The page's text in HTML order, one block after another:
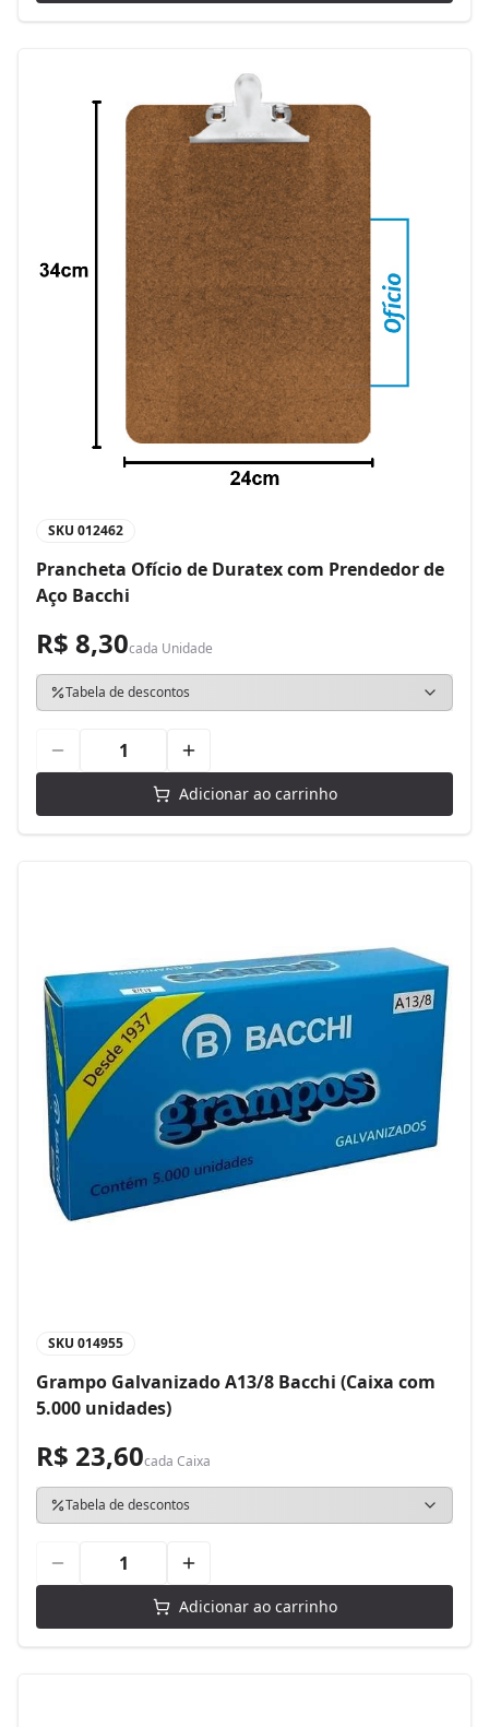
SKU 012462
Prancheta Ofício de Duratex com Prendedor de
Aço Bacchi
R$ 8,30cada Unidade
Tabela de descontos
Adicionar ao carrinho
SKU 014955
Grampo Galvanizado A13/8 Bacchi (Caixa com
5.000 unidades)
R$ 23,60cada Caixa
Tabela de descontos
Adicionar ao carrinho